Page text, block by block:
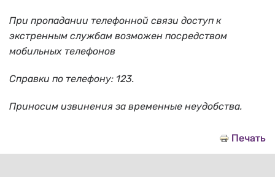
При пропадании телефонной связи доступ к
экстренным службам возможен посредством
мобильных телефонов
Справки по телефону: 123.
Приносим извинения за временные неудобства.
Печать